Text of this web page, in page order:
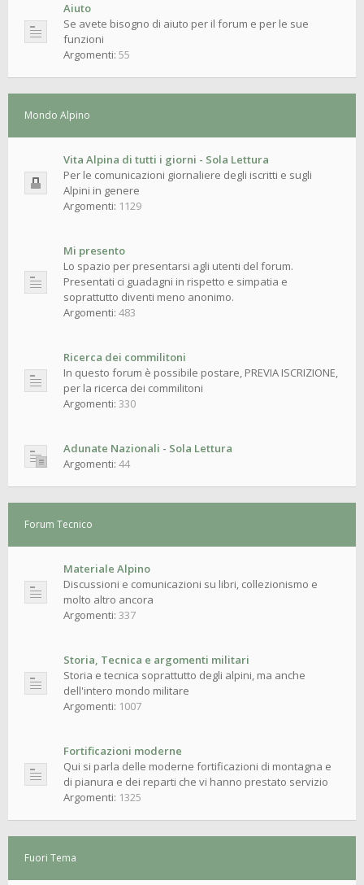
Aiuto
Se avete bisogno di aiuto per il forum e per le sue
funzioni
Argomenti: 55
Mondo Alpino
Vita Alpina di tutti i giorni - Sola Lettura
Per le comunicazioni giornaliere degli iscritti e sugli
Alpini in genere
Argomenti: 1129
Mi presento
Lo spazio per presentarsi agli utenti del forum.
Presentati ci guadagni in rispetto e simpatia e
soprattutto diventi meno anonimo.
Argomenti: 483
Ricerca dei commilitoni
In questo forum è possibile postare, PREVIA ISCRIZIONE,
per la ricerca dei commilitoni
Argomenti: 330
Adunate Nazionali - Sola Lettura
Argomenti: 44
Forum Tecnico
Materiale Alpino
Discussioni e comunicazioni su libri, collezionismo e
molto altro ancora
Argomenti: 337
Storia, Tecnica e argomenti militari
Storia e tecnica soprattutto degli alpini, ma anche
dell'intero mondo militare
Argomenti: 1007
Fortificazioni moderne
Qui si parla delle moderne fortificazioni di montagna e
di pianura e dei reparti che vi hanno prestato servizio
Argomenti: 1325
Fuori Tema